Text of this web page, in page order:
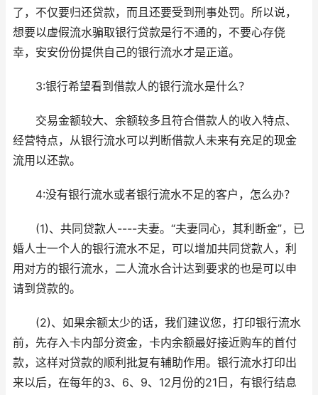
了，不仅要归还贷款，而且还要受到刑事处罚。所以说，
想要以虚假流水骗取银行贷款是行不通的，不要心存侥
幸，安安份份提供自己的银行流水才是正道。
3:银行希望看到借款人的银行流水是什么？
交易金额较大、余额较多且符合借款人的收入特点、
经营特点，从银行流水可以判断借款人未来有充足的现金
流用以还款。
4:没有银行流水或者银行流水不足的客户，怎么办？
(1)、共同贷款人----夫妻。“夫妻同心，其利断金”，已
婚人士一个人的银行流水不足，可以增加共同贷款人，利
用对方的银行流水，二人流水合计达到要求的也是可以申
请到贷款的。
(2)、如果余额太少的话，我们建议您，打印银行流水
前，先存入卡内部分资金，卡内余额最好接近购车的首付
款，这样对贷款的顺利批复有辅助作用。银行流水打印出
来以后，在每年的3、6、9、12月份的21日，有银行结息